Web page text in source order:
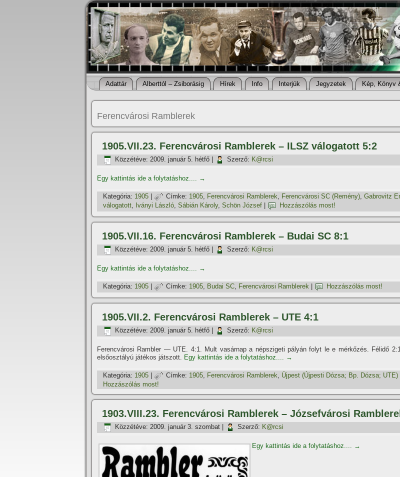
Adattár Alberttól – Zsiborásig Hí­rek Info Interjúk Jegyzetek Kép, Könyv
Ferencvárosi Ramblerek
1905.VII.23. Ferencvárosi Ramblerek – ILSZ válogatott 5:2
Közzétéve: 2009. január 5. hétfő Szerző: K@rcsi
Egy kattintás ide a folytatáshoz.... →
Kategória: 1905 Címke: 1905, Ferencvárosi Ramblerek, Ferencvárosi SC (Remény), Gabrovitz
válogatott, Iványi László, Sábián Károly, Schön József Hozzászólás most!
1905.VII.16. Ferencvárosi Ramblerek – Budai SC 8:1
Közzétéve: 2009. január 5. hétfő Szerző: K@rcsi
Egy kattintás ide a folytatáshoz.... →
Kategória: 1905 Címke: 1905, Budai SC, Ferencvárosi Ramblerek Hozzászólás most!
1905.VII.2. Ferencvárosi Ramblerek – UTE 4:1
Közzétéve: 2009. január 5. hétfő Szerző: K@rcsi
Ferencvárosi Rambler — UTE. 4:1. Mult vasárnap a népszigeti pályán folyt le e mérkőzés. Félidő
elsőosztályú játékos játszott. Egy kattintás ide a folytatáshoz.... →
Kategória: 1905 Címke: 1905, Ferencvárosi Ramblerek, Újpest (Újpesti Dózsa; Bp. Dózsa; UTE)
Hozzászólás most!
1903.VIII.23. Ferencvárosi Ramblerek – Józsefvárosi
Közzétéve: 2009. január 3. szombat Szerző: K@rcsi
Egy kattintás ide a folytatáshoz.... →